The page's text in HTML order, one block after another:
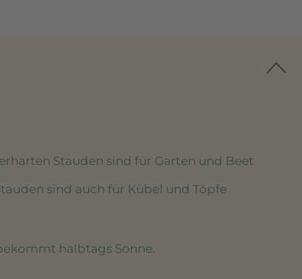
Stauden sind für Garten und Beet
sind auch für Kübel und Töpfe
halbtags Sonne.